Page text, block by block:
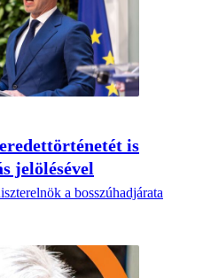
is
jelölésével
a bosszúhadjárata